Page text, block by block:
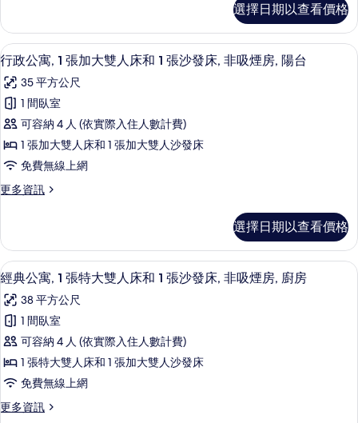
大
雙
人
床
和
1
張
沙
發
吸
煙
房,
廚
房
的
所
有
相
公
寓,
1
張
加
大
人
床
和
張
非
吸
煙
房,
廚
房
的
詳
情
選擇日期以查看價格
顯
示
行
政
公
寓,
張
大
雙
人
床
和
1
張
沙
發
行政公寓, 1 張加大雙人床和 1 張沙發
11
行政公寓, 1 張加大雙人床和 1 張沙發床, 非吸煙房, 陽台
35 平方公尺
1 間臥室
可容納 4 人 (依實際入住人數計費)
1 張加大雙人床和 1 張加大雙人沙發床
免費無線上網
更多資訊
更
公
寓,
1
加
大
人
床
和
張
選擇日期以查看價格
顯
示
經
典
公
寓,
張
經典公寓, 1 張特大雙人床和 1 張沙發
9
經典公寓, 1 張特大雙人床和 1 張沙發床, 非吸煙房, 廚房
38 平方公尺
1 間臥室
可容納 4 人 (依實際入住人數計費)
1 張特大雙人床和 1 張加大雙人沙發床
免費無線上網
更多資訊
更